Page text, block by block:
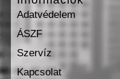
Adatvédelem
ÁSZF
Szervíz
Kapcsolat